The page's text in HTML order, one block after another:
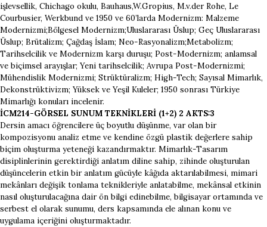
işlevsellik, Chichago okulu, Bauhaus,W.Gropius, M.v.der Rohe, Le
Courbusier, Werkbund ve 1950 ve 60’larda Modernizm: Malzeme
Modernizmi;Bölgesel Modernizm;Uluslararası Üslup; Geç Uluslararası
Üslup; Brütalizm; Çağdaş İslam; Neo-Rasyonalizm;Metabolizm;
Tarihselcilik ve Modernizm karşı duruşu; Post-Modernizm; anlamsal
ve biçimsel arayışlar; Yeni tarihselcilik; Avrupa Post-Modernizmi;
Mühendislik Modernizmi; Strüktüralizm; High-Tech; Sayısal Mimarlık,
Dekonstrüktivizm; Yüksek ve Yeşil Kuleler; 1950 sonrası Türkiye
Mimarlığı konuları incelenir.
İCM214-GÖRSEL SUNUM TEKNİKLERİ (1+2) 2 AKTS:3
Dersin amacı öğrencilere üç boyutlu düşünme, var olan bir
kompozisyonu analiz etme ve kendine özgü plastik değerlere sahip
biçim oluşturma yeteneği kazandırmaktır. Mimarlık-Tasarım
disiplinlerinin gerektirdiği anlatım diline sahip, zihinde oluşturulan
düşüncelerin etkin bir anlatım gücüyle kâğıda aktarılabilmesi, mimari
mekânları değişik tonlama teknikleriyle anlatabilme, mekânsal etkinin
nasıl oluşturulacağına dair ön bilgi edinebilme, bilgisayar ortamında ve
serbest el olarak sunumu, ders kapsamında ele alınan konu ve
uygulama içeriğini oluşturmaktadır.